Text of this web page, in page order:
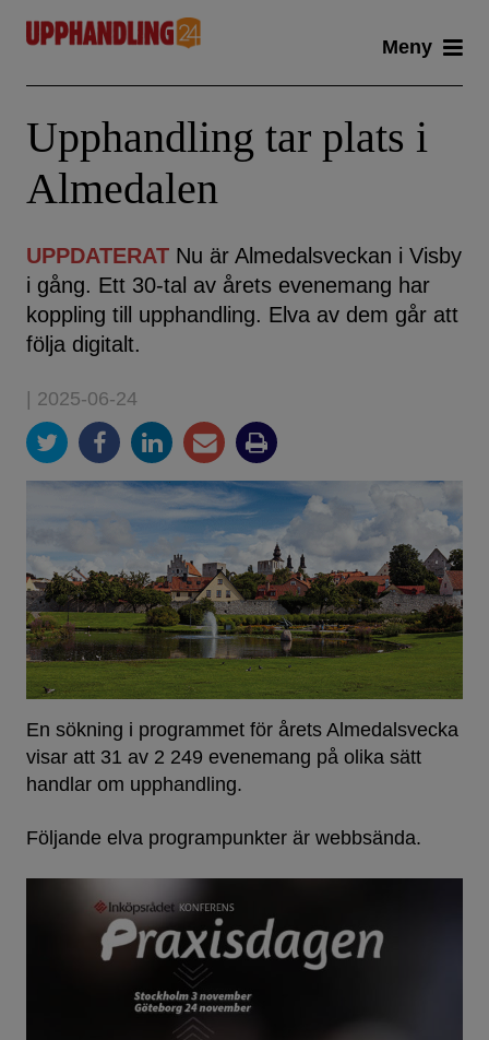
content
Meny
Upphandling tar plats i
Almedalen
UPPDATERAT Nu är Almedalsveckan i Visby
i gång. Ett 30-tal av årets evenemang har
koppling till upphandling. Elva av dem går att
följa digitalt.
| 2025-06-24
En sökning i programmet för årets Almedalsvecka
visar att 31 av 2 249 evenemang på olika sätt
handlar om upphandling.
Följande elva programpunkter är webbsända.